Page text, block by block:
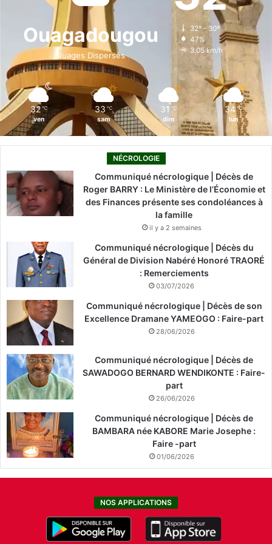
o
k
i
n
g
r
k
Ouagadougou
Nuages Dispersés
32º - 30º
47%
3.05 km/h
32 ℃
ven
33 ℃
sam
31 ℃
dim
34 ℃
lun
NÉCROLOGIE
Communiqué nécrologique | Décès de
Roger BARRY : Le Ministère de l’Économie et
des Finances présente ses condoléances à
la famille
il y a 2 semaines
Communiqué nécrologique | Décès du
Général de Division Nabéré Honoré TRAORÉ
: Remerciements
03/07/2026
Communiqué nécrologique | Décès de son
Excellence Dramane YAMEOGO : Faire-part
28/06/2026
Communiqué nécrologique | Décès de
SAWADOGO BERNARD WENDIKONTE : Faire-
part
26/06/2026
Communiqué nécrologique | Décès de
BAMBARA née KABORE Marie Josephe :
Faire -part
01/06/2026
NOS APPLICATIONS